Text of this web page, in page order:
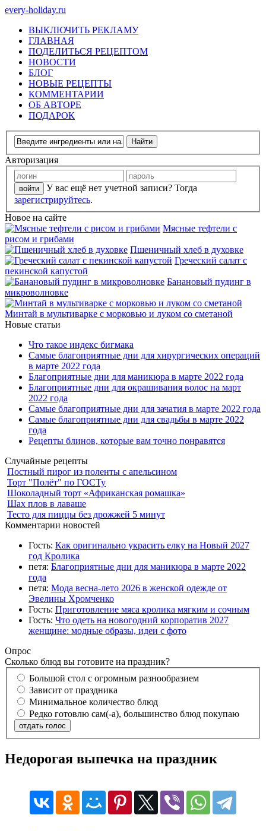
every-holiday.ru
ВЫКЛЮЧИТЬ РЕКЛАМУ
ГЛАВНАЯ
ПОДЕЛИТЬСЯ РЕЦЕПТОМ
НОВОСТИ
БЛОГ
НОВЫЕ РЕЦЕПТЫ
КОММЕНТАРИИ
ОБ АВТОРЕ
ПОДАРОК
Авторизация
У вас ещё нет учетной записи? Тогда
зарегистрируйтесь.
Новое на сайте
Мясные тефтели с
рисом и грибами
Пшеничный хлеб в духовке
Греческий салат с
пекинской капустой
Банановый пудинг в
микроволновке
Минтай в мультиварке с морковью и луком со сметаной
Новые статьи
Что такое индекс бигмака
Самые благоприятные дни для хирургических операций
в марте 2022 года
Благоприятные дни для маникюра в марте 2022 года
Благоприятные дни для окрашивания волос на март
2022 года
Самые благоприятные дни для зачатия в марте 2022 года
Самые благоприятные дни для свадьбы в марте 2022
года
Рецепты блинов, которые вам точно понравятся
Случайные рецепты
Постный пирог из поленты с апельсином
Торт "Полёт" по ГОСТу
Шоколадный торт «Африканская ромашка»
Шах плов в лаваше
Тесто для пиццы без дрожжей 5 минут
Комментарии новостей
Гость: Как оригинально украсить елку на Новый 2027
год Кролика
петя: Благоприятные дни для маникюра в марте 2022
года
петя: Мода весна-лето 2026 в женской одежде от
Эвелины Хромченко
Гость: Приготовление мяса кролика мягким и сочным
Гость: Что одеть на новогодний корпоратив 2027
женщине: модные образы, идеи с фото
Опрос
Сколько блюд вы готовите на праздник?
Большой стол с огромным разнообразием
Зависит от праздника
Минимальное количество блюд
Редко готовлю сам(-а), большинство блюд покупаю
отдать голос
Недорогая выпечка на праздник